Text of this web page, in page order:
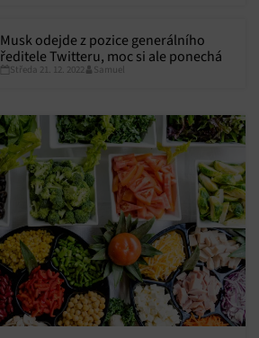
Musk odejde z pozice generálního
ředitele Twitteru, moc si ale ponechá
Středa 21. 12. 2022 Samuel